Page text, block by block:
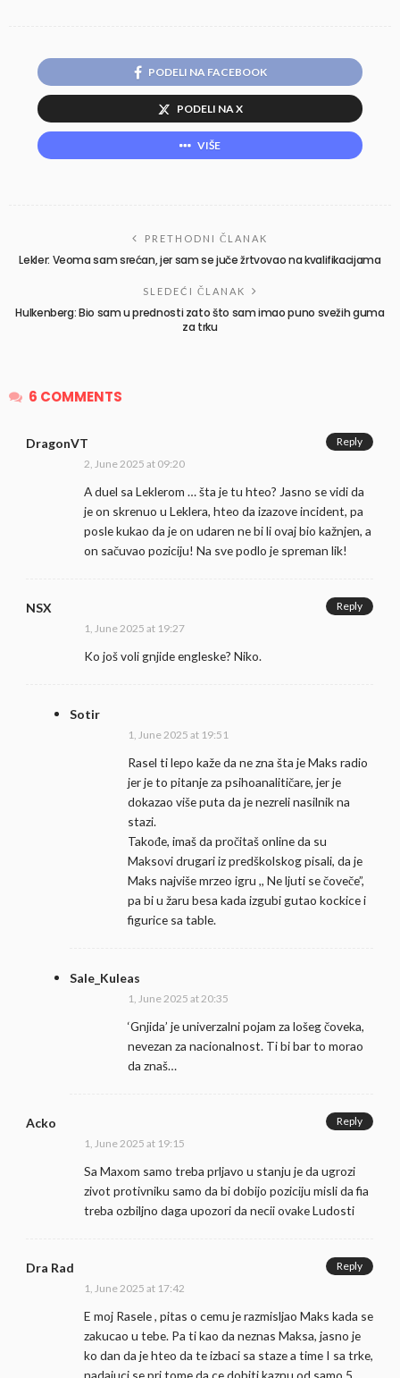
PODELI NA FACEBOOK
PODELI NA X
VIŠE
PRETHODNI ČLANAK
Lekler: Veoma sam srećan, jer sam se juče žrtvovao na kvalifikacijama
SLEDEĆI ČLANAK
Hulkenberg: Bio sam u prednosti zato što sam imao puno svežih guma
za trku
6 COMMENTS
DragonVT
2, June 2025 at 09:20
A duel sa Leklerom … šta je tu hteo? Jasno se vidi da
je on skrenuo u Leklera, hteo da izazove incident, pa
posle kukao da je on udaren ne bi li ovaj bio kažnjen, a
on sačuvao poziciju! Na sve podlo je spreman lik!
Reply
NSX
1, June 2025 at 19:27
Ko još voli gnjide engleske? Niko.
Reply
Sotir
1, June 2025 at 19:51
Rasel ti lepo kaže da ne zna šta je Maks radio
jer je to pitanje za psihoanalitičare, jer je
dokazao više puta da je nezreli nasilnik na
stazi.
Takođe, imaš da pročitaš online da su
Maksovi drugari iz predškolskog pisali, da je
Maks najviše mrzeo igru ,, Ne ljuti se čoveče”,
pa bi u žaru besa kada izgubi gutao kockice i
figurice sa table.
Sale_Kuleas
1, June 2025 at 20:35
‘Gnjida’ je univerzalni pojam za lošeg čoveka,
nevezan za nacionalnost. Ti bi bar to morao
da znaš…
Acko
1, June 2025 at 19:15
Sa Maxom samo treba prljavo u stanju je da ugrozi
zivot protivniku samo da bi dobijo poziciju misli da fia
treba ozbiljno daga upozori da necii ovake Ludosti
Reply
Dra Rad
1, June 2025 at 17:42
E moj Rasele , pitas o cemu je razmisljao Maks kada se
zakucao u tebe. Pa ti kao da neznas Maksa, jasno je
ko dan da je hteo da te izbaci sa staze a time I sa trke,
nadajuci se pri tome da ce dobiti kaznu od samo 5
Reply